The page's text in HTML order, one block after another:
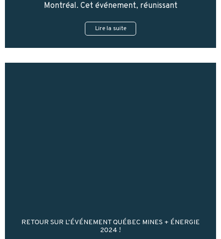
Montréal. Cet événement, réunissant
Lire la suite
RETOUR SUR L’ÉVÉNEMENT QUÉBEC MINES + ÉNERGIE
2024 !